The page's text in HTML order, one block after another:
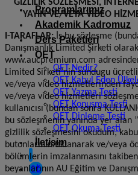
Programlarımız
Akademik Kadromuz
Ders Paketleri
OET
OET Nedir?
OET Kabul Eden
OET Yazma Testi
OET Konuşma Testi
OET Dinleme Testi
OET Okuma Testi
İletişim
0₺
GİZLİLİK SÖZLEŞMESİ,
YAYIN VE/VEYA VİDEO
I-TARAFLAR:İş bu sözleşme
Danışmanlık Limited Şirketi
www.aucpremium.com
Limited Sirketi’nin sundugu
ve/veya video hizmetlerinden
ve/veya video hizmetleri
kullanıcısı (bundan sonra
bu sözleşmenin yanında yer alan
gizlilik sözleşmesini okudum,
butonlarının tıklanarak ve/veya
bölümlerin imzalanmasını
beyanlarının AU Eğitim ve